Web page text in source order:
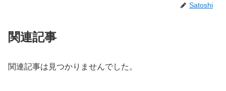
Satoshi
関連記事
関連記事は見つかりませんでした。